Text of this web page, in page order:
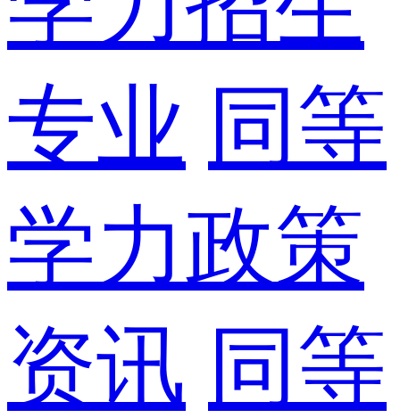
专业 同等
学力政策
资讯 同等